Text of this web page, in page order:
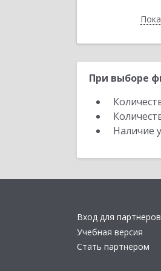
При выборе
Наличие
Вход для
Учебная версия
Стать партнером